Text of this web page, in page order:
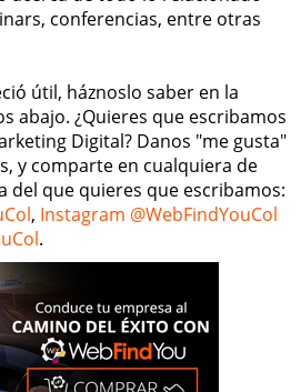
conferencias, entre otras
útil, háznoslo saber en la
abajo. ¿Quieres que escribamos
Digital? Danos "me gusta"
y comparte en cualquiera de
del que quieres que escribamos:
, Instagram @WebFindYouCol
.